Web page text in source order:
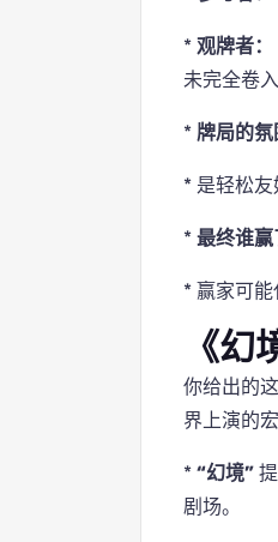
* 观牌者：
未完全卷入
* 牌局的氛
* 是轻松友
* 最终谁赢
* 赢家可
《
你给出的
界上演的
* “幻境”
剧场。